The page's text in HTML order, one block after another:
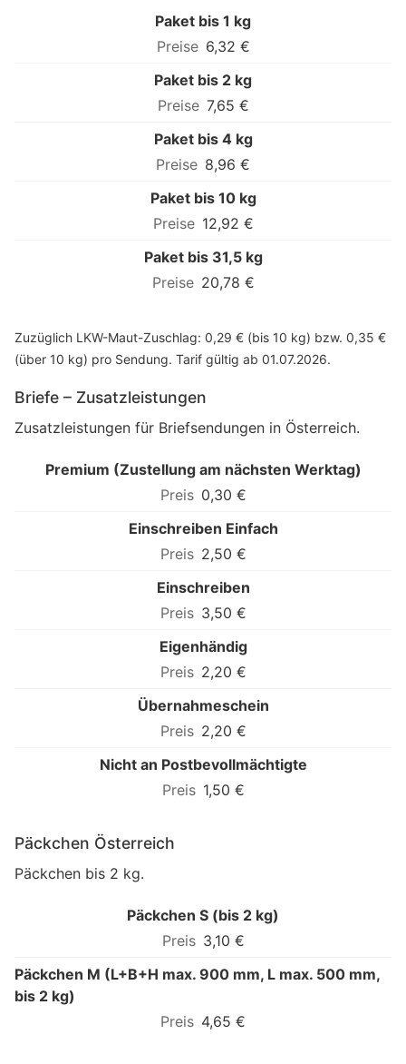
Paket bis 1 kg
6,32 €
Paket bis 2 kg
7,65 €
Paket bis 4 kg
8,96 €
Paket bis 10 kg
12,92 €
Paket bis 31,5 kg
20,78 €
Zuzüglich LKW-Maut-Zuschlag: 0,29 € (bis 10 kg) bzw. 0,35 €
(über 10 kg) pro Sendung. Tarif gültig ab 01.07.2026.
Briefe – Zusatzleistungen
Zusatzleistungen für Briefsendungen in Österreich.
Premium (Zustellung am nächsten Werktag)
0,30 €
Einschreiben Einfach
2,50 €
Einschreiben
3,50 €
Eigenhändig
2,20 €
Übernahmeschein
2,20 €
Nicht an Postbevollmächtigte
1,50 €
Päckchen Österreich
Päckchen bis 2 kg.
Päckchen S (bis 2 kg)
3,10 €
Päckchen M (L+B+H max. 900 mm, L max. 500 mm,
bis 2 kg)
4,65 €